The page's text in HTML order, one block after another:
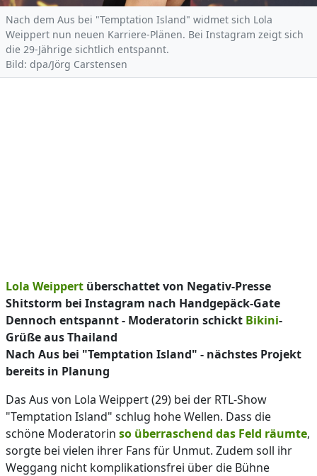
Nach dem Aus bei "Temptation Island" widmet sich Lola
Weippert nun neuen Karriere-Plänen. Bei Instagram zeigt sich
die 29-Jährige sichtlich entspannt.
Bild: dpa/Jörg Carstensen
Lola Weippert überschattet von Negativ-Presse
Shitstorm bei Instagram nach Handgepäck-Gate
Dennoch entspannt - Moderatorin schickt Bikini-
Grüße aus Thailand
Nach Aus bei "Temptation Island" - nächstes Projekt
bereits in Planung
Das Aus von Lola Weippert (29) bei der RTL-Show
"Temptation Island" schlug hohe Wellen. Dass die
schöne Moderatorin so überraschend das Feld räumte,
sorgte bei vielen ihrer Fans für Unmut. Zudem soll ihr
Weggang nicht komplikationsfrei über die Bühne